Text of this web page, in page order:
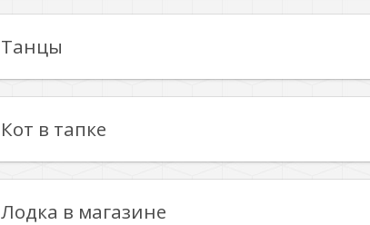
Танцы
Кот в тапке
Лодка в магазине